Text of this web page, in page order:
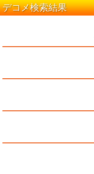
デコメ検索結果